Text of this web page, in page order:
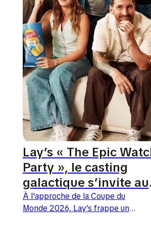
Lay’s « The Epic
Party », le casting
galactique s’invite au
supermarché
À l'approche de la Coupe du
Monde 2026, Lay’s frappe un